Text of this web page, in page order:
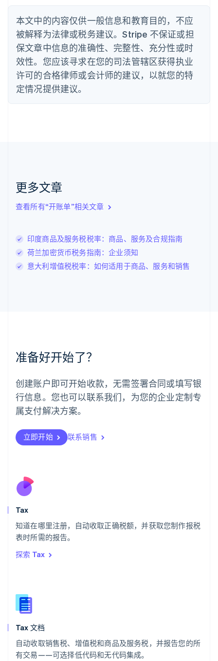
本文中的内容仅供一般信息和教育目的，不应
被解释为法律或税务建议。Stripe 不保证或担
保文章中信息的准确性、完整性、充分性或时
效性。您应该寻求在您的司法管辖区获得执业
许可的合格律师或会计师的建议，以就您的特
定情况提供建议。
更多文章
查看所有“开账单”相关文章
印度商品及服务税税率：商品、服务及合规指南
荷兰加密货币税务指南：企业须知
意大利增值税税率：如何适用于商品、服务和销售
准备好开始了？
创建账户即可开始收款，无需签署合同或填写银
行信息。您也可以联系我们，为您的企业定制专
属支付解决方案。
立即开始 联系销售
Tax
知道在哪里注册，自动收取正确税额，并获取您制作报税
表时所需的报告。
探索 Tax
Tax 文档
自动收取销售税、增值税和商品及服务税，并报告您的所
有交易——可选择低代码和无代码集成。
English
丹麦
English
德国
DeutschEnglish
法国
FrançaisEnglish
芬兰
EnglishSvenska
English Italiano
拉脱维亚
立陶宛
DeutschEnglish
卢森堡
Français DeutschEnglish
罗马尼亚
墨西哥
EspañolEnglish
English
葡萄牙
PortuguêsEnglish
日本
瑞典
Svenska English
瑞士
English
斯洛伐克
泰国
ไทยEnglish
English
English
新西兰
匈牙利
意大利
ItalianoEnglish